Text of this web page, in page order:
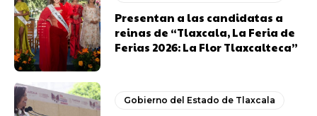
Presentan a las candidatas a
reinas de “Tlaxcala, La Feria de
Ferias 2026: La Flor Tlaxcalteca”
Gobierno del Estado de Tlaxcala